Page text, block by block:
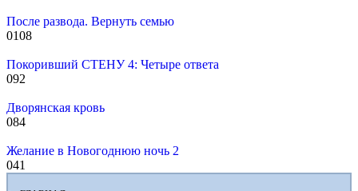
После развода. Вернуть семью
0108
Покоривший СТЕНУ 4: Четыре ответа
092
Дворянская кровь
084
Желание в Новогоднюю ночь 2
041